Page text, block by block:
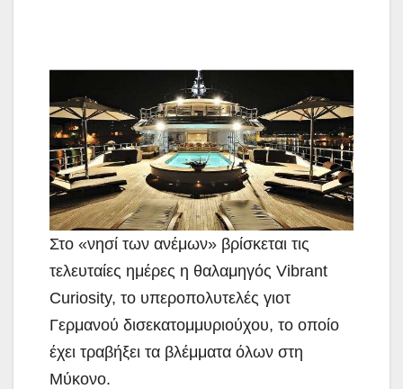
Στο «νησί των ανέμων» βρίσκεται τις
τελευταίες ημέρες η θαλαμηγός Vibrant
Curiosity, το υπεροπολυτελές γιοτ
Γερμανού δισεκατομμυριούχου, το οποίο
έχει τραβήξει τα βλέμματα όλων στη
Μύκονο.